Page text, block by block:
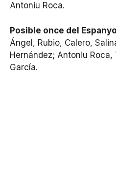
Antoniu Roca.
Posible once del
Ángel, Rubio, Calero,
Hernández; Antoniu Roca,
García.